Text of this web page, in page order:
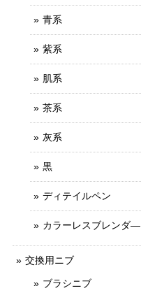
青系
紫系
肌系
茶系
灰系
黒
ディテイルペン
カラーレスブレンダ―
交換用ニブ
ブラシニブ